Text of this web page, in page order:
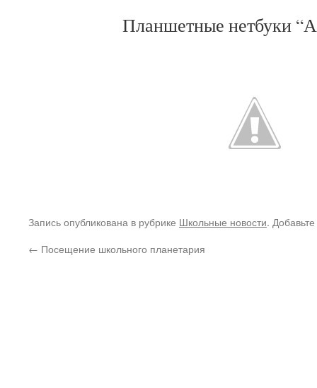
Планшетные нетбуки
Запись опубликована в рубрике Школьные новости.
← Посещение школьного планетария